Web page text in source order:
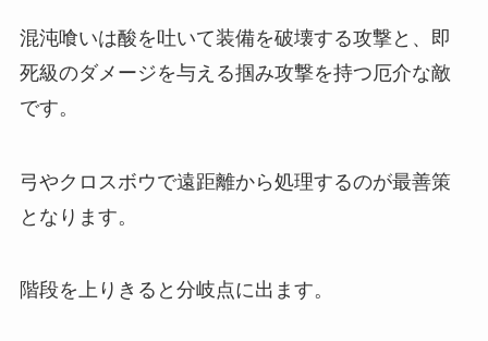
混沌喰いは酸を吐いて装備を破壊する攻撃と、即
死級のダメージを与える掴み攻撃を持つ厄介な敵
です。
弓やクロスボウで遠距離から処理するのが最善策
となります。
階段を上りきると分岐点に出ます。